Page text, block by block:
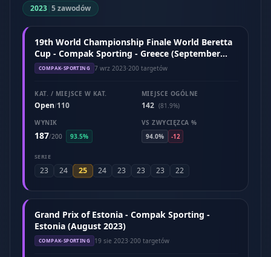
2023|5 zawodów
19th World Championship Finale World Beretta
Cup - Compak Sporting - Greece (September
2023)
COMPAK-SPORTING 7 wrz 2023·200 targetów
KAT. / MIEJSCE W KAT.
Open/110
MIEJSCE OGÓLNE
142 (81.9%)
WYNIK
187/200 93.5%
VS ZWYCIĘZCA %
94.0%
-12
SERIE
23 24 25 24 23 23 23 22
Grand Prix of Estonia - Compak Sporting -
Estonia (August 2023)
COMPAK-SPORTING 19 sie 2023·200 targetów